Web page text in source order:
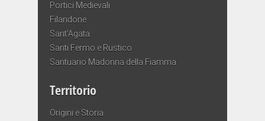
Portici Medievali
Filandone
Sant’Agata
Santi Fermo e Rustico
Santuario Madonna della Fiamma
Territorio
Origini e Storia